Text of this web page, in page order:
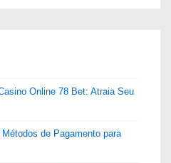
Online 78 Bet: Atraia Seu
de Pagamento para